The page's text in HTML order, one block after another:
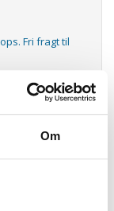
Om
Fri fragt til